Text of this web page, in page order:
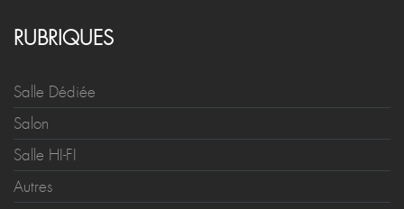
RUBRIQUES
Salle Dédiée
Salon
Salle HI-FI
Autres